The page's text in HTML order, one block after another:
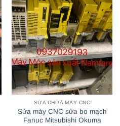
SỬA CHỮA MÁY CNC
Sửa máy CNC sửa bo mạch
Fanuc Mitsubishi Okuma